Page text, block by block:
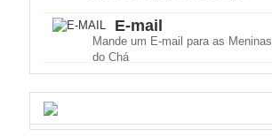
E-mail
Mande um E-mail para as Meninas
do Chá